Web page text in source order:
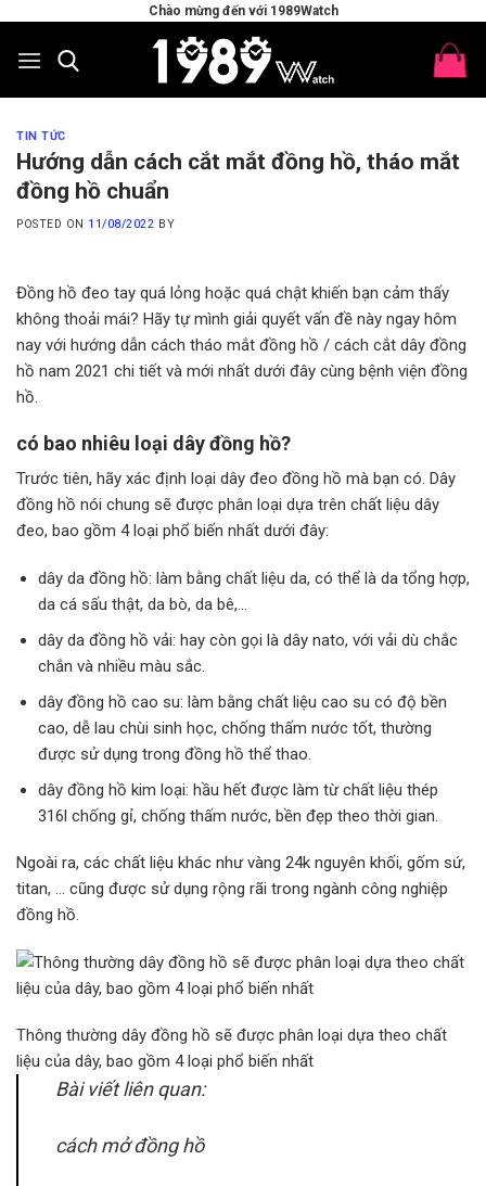
content
Chào mừng đến với 1989Watch
TIN TỨC
Hướng dẫn cách cắt mắt đồng hồ, tháo mắt
đồng hồ chuẩn
POSTED ON 11/08/2022 BY
Đồng hồ đeo tay quá lỏng hoặc quá chật khiến bạn cảm thấy
không thoải mái? Hãy tự mình giải quyết vấn đề này ngay hôm
nay với hướng dẫn cách tháo mắt đồng hồ / cách cắt dây đồng
hồ nam 2021 chi tiết và mới nhất dưới đây cùng bệnh viện đồng
hồ.
có bao nhiêu loại dây đồng hồ?
Trước tiên, hãy xác định loại dây đeo đồng hồ mà bạn có. Dây
đồng hồ nói chung sẽ được phân loại dựa trên chất liệu dây
đeo, bao gồm 4 loại phổ biến nhất dưới đây:
dây da đồng hồ: làm bằng chất liệu da, có thể là da tổng hợp,
da cá sấu thật, da bò, da bê,…
dây da đồng hồ vải: hay còn gọi là dây nato, với vải dù chắc
chắn và nhiều màu sắc.
dây đồng hồ cao su: làm bằng chất liệu cao su có độ bền
cao, dễ lau chùi sinh học, chống thấm nước tốt, thường
được sử dụng trong đồng hồ thể thao.
dây đồng hồ kim loại: hầu hết được làm từ chất liệu thép
316l chống gỉ, chống thấm nước, bền đẹp theo thời gian.
Ngoài ra, các chất liệu khác như vàng 24k nguyên khối, gốm sứ,
titan, … cũng được sử dụng rộng rãi trong ngành công nghiệp
đồng hồ.
Thông thường dây đồng hồ sẽ được phân loại dựa theo chất
liệu của dây, bao gồm 4 loại phổ biến nhất
Bài viết liên quan:
cách mở đồng hồ